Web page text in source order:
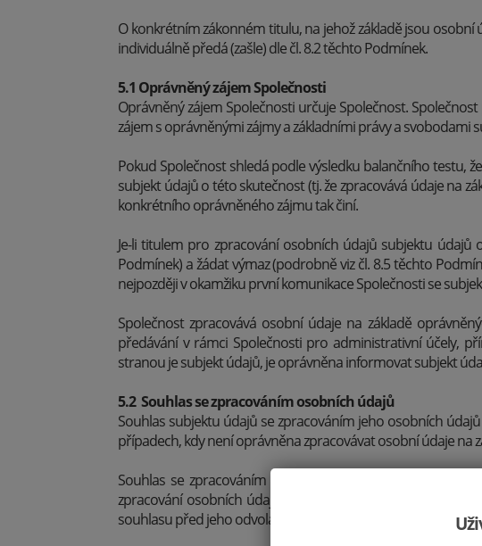
O konkrétním zákonném titulu, na jehož základě jsou
individuálně předá (zašle) dle čl. 8.2 těchto Podmínek.
5.1 Oprávněný zájem Společnosti
Oprávněný zájem Společnosti určuje Společnost.
zájem s oprávněnými zájmy a základními právy a svobodami
Pokud Společnost shledá podle výsledku balančního testu,
subjekt údajů o této skutečnost (tj. že zpracovává údaje na
konkrétního oprávněného zájmu tak činí.
Je-li titulem pro zpracování osobních údajů subjektu
Podmínek) a žádat výmaz (podrobně viz čl. 8.5 těchto
nejpozději v okamžiku první komunikace Společnosti se
Společnost zpracovává osobní údaje na základě
předávání v rámci Společnosti pro administrativní účely,
stranou je subjekt údajů, je oprávněna informovat subjekt
5.2 Souhlas se zpracováním osobních údajů
Souhlas subjektu údajů se zpracováním jeho osobních
případech, kdy není oprávněna zpracovávat osobní údaje na
Souhlas se zpracováním osobních údajů může subjekt
zpracování osobních údajů před takovým odvoláním bylo
souhlasu před jeho odvoláním jím není dotčeno. O této